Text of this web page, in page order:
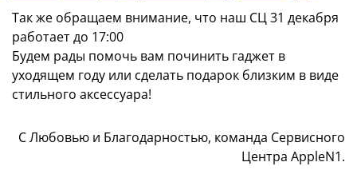
Так же обращаем внимание, что наш СЦ 31 декабря
работает до 17:00
Будем рады помочь вам починить гаджет в
уходящем году или сделать подарок близким в виде
стильного аксессуара!
С Любовью и Благодарностью, команда Сервисного
Центра AppleN1.